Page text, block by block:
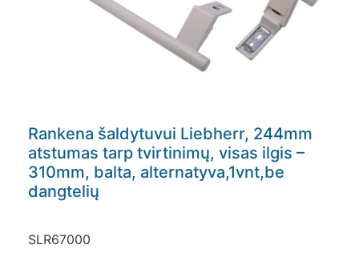
Rankena šaldytuvui Liebherr, 244mm
atstumas tarp tvirtinimų, visas ilgis –
310mm, balta, alternatyva,1vnt,be
dangtelių
SLR67000